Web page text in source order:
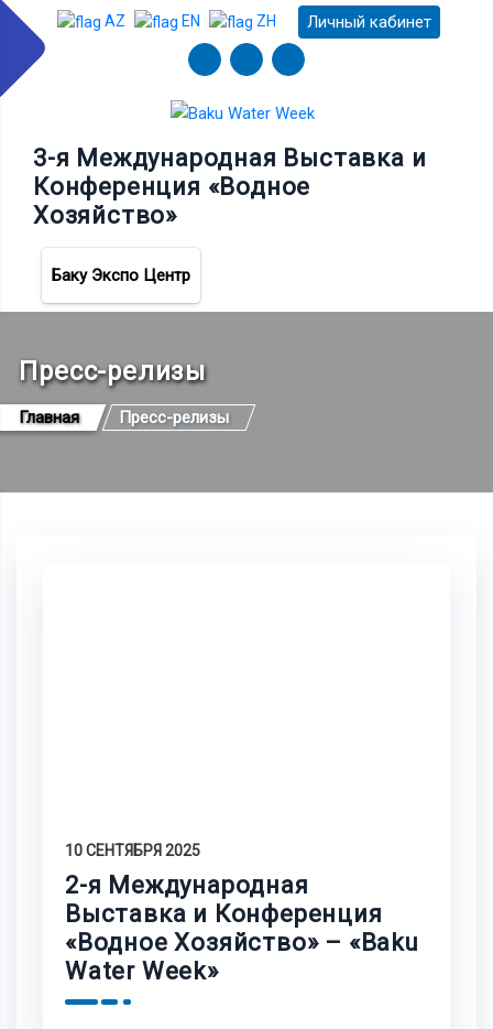
AZ EN ZH Личный кабинет
3-я Международная Выставка и
Конференция «Водное
Хозяйство»
Баку Экспо Центр
Пресс-релизы
Главная Пресс-релизы
10 СЕНТЯБРЯ 2025
2-я Международная
Выставка и Конференция
«Водное Хозяйство» – «Baku
Water Week»